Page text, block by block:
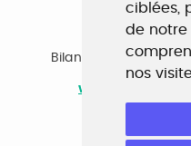
ciblées,
de notre
nos
Bilan de
recherche